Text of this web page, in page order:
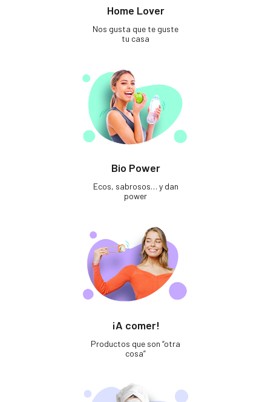
Home Lover
Nos gusta que te guste
tu casa
Bio Power
Ecos, sabrosos… y dan
power
¡A comer!
Productos que son “otra
cosa”